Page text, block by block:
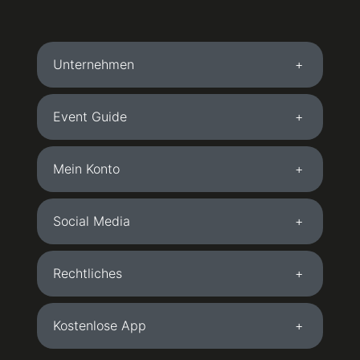
Unternehmen
Event Guide
Mein Konto
Social Media
Rechtliches
Kostenlose App